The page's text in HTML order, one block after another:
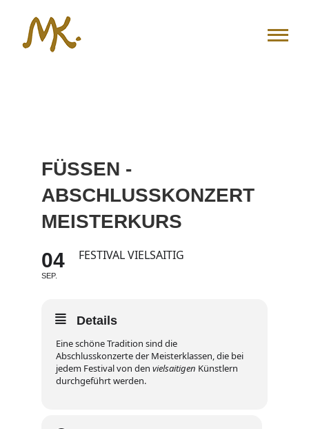
springen
FÜSSEN -
ABSCHLUSSKONZERT
MEISTERKURS
04
SEP.
FESTIVAL VIELSAITIG
Details
Eine schöne Tradition sind die
Abschlusskonzerte der Meisterklassen, die bei
jedem Festival von den vielsaitigen Künstlern
durchgeführt werden.